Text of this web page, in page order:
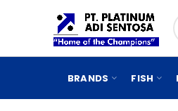
BRANDS FISH